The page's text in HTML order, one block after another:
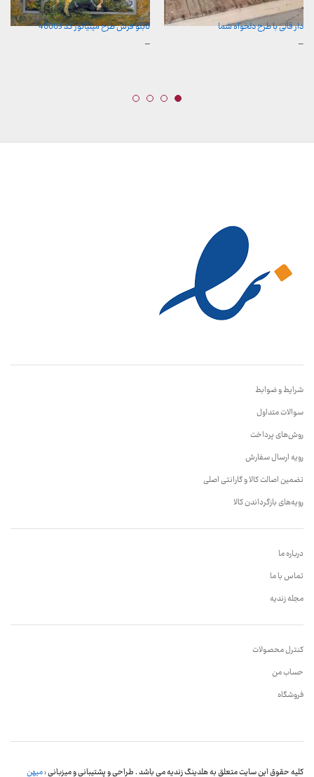
دار قالی با طرح دلخواه شما
–محدوده
تابلو فرش طرح مینیاتور کد 40003
–محدوده
شرایط و ضوابط
سوالات متداول
روش‌های پرداخت
رویه ارسال سفارش
تضمین اصالت کالا و گارانتی اصلی
رویه‌های بازگرداندن کالا
درباره ما
تماس با ما
مجله زندیه
کنترل محصولات
حساب من
فروشگاه
کلیه حقوق این سایت متعلق به هلدینگ زندیه می باشد . طراحی و پشتیبانی و میزبانی :میهن